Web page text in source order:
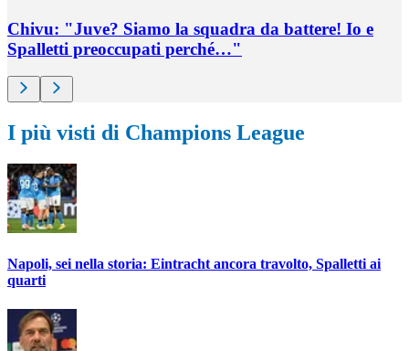
Chivu: "Juve? Siamo la squadra da battere! Io e
Spalletti preoccupati perché…"
I più visti di Champions League
Napoli, sei nella storia: Eintracht ancora travolto, Spalletti ai
quarti